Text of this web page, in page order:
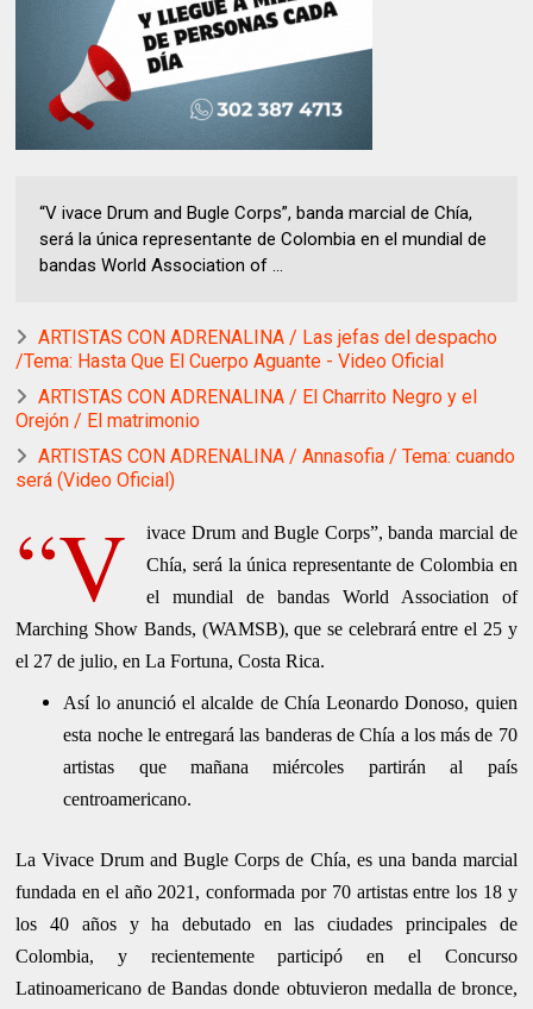
“V ivace Drum and Bugle Corps”, banda marcial de Chía,
será la única representante de Colombia en el mundial de
bandas World Association of ...
ARTISTAS CON ADRENALINA / Las jefas del despacho
/Tema: Hasta Que El Cuerpo Aguante - Video Oficial
ARTISTAS CON ADRENALINA / El Charrito Negro y el
Orejón / El matrimonio
ARTISTAS CON ADRENALINA / Annasofia / Tema: cuando
será (Video Oficial)
“V
ivace Drum and Bugle Corps”, banda marcial de
Chía, será la única representante de Colombia en
el mundial de bandas World Association of
Marching Show Bands, (WAMSB), que se celebrará entre el 25 y
el 27 de julio, en La Fortuna, Costa Rica.
Así lo anunció el alcalde de Chía Leonardo Donoso, quien
esta noche le entregará las banderas de Chía a los más de 70
artistas que mañana miércoles partirán al país
centroamericano.
La Vivace Drum and Bugle Corps de Chía, es una banda marcial
fundada en el año 2021, conformada por 70 artistas entre los 18 y
los 40 años y ha debutado en las ciudades principales de
Colombia, y recientemente participó en el Concurso
Latinoamericano de Bandas donde obtuvieron medalla de bronce,